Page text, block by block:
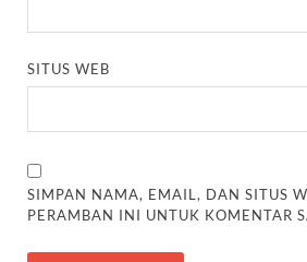
SITUS WEB
SIMPAN NAMA, EMAIL, DAN SITUS
PERAMBAN INI UNTUK KOMENTAR